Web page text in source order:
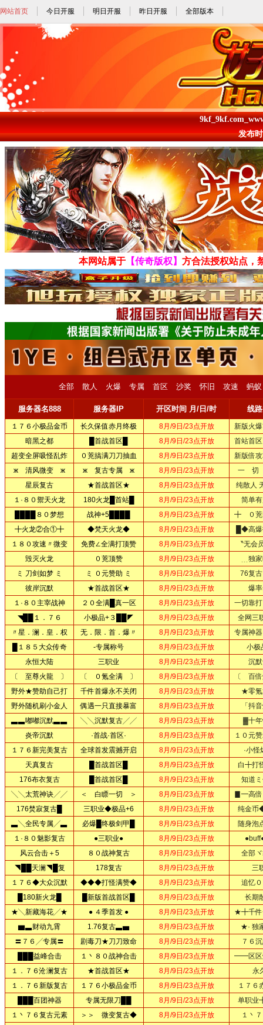
网站首页 今日开服 明日开服 昨日开服 全部版本
发布